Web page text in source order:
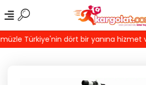
Türkiye'nin dört bir yanına hizmet